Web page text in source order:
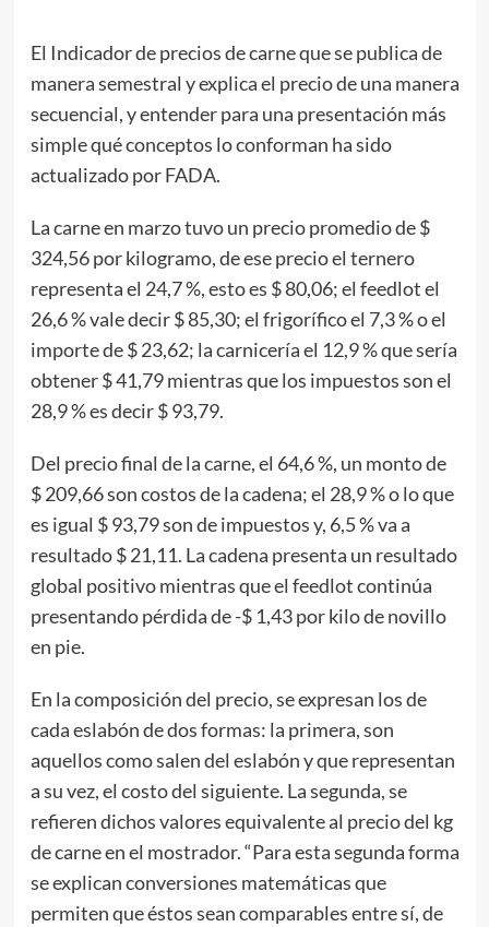
El Indicador de precios de carne que se publica de
manera semestral y explica el precio de una manera
secuencial, y entender para una presentación más
simple qué conceptos lo conforman ha sido
actualizado por FADA.
La carne en marzo tuvo un precio promedio de $
324,56 por kilogramo, de ese precio el ternero
representa el 24,7 %, esto es $ 80,06; el feedlot el
26,6 % vale decir $ 85,30; el frigorífico el 7,3 % o el
importe de $ 23,62; la carnicería el 12,9 % que sería
obtener $ 41,79 mientras que los impuestos son el
28,9 % es decir $ 93,79.
Del precio final de la carne, el 64,6 %, un monto de
$ 209,66 son costos de la cadena; el 28,9 % o lo que
es igual $ 93,79 son de impuestos y, 6,5 % va a
resultado $ 21,11. La cadena presenta un resultado
global positivo mientras que el feedlot continúa
presentando pérdida de -$ 1,43 por kilo de novillo
en pie.
En la composición del precio, se expresan los de
cada eslabón de dos formas: la primera, son
aquellos como salen del eslabón y que representan
a su vez, el costo del siguiente. La segunda, se
refieren dichos valores equivalente al precio del kg
de carne en el mostrador. “Para esta segunda forma
se explican conversiones matemáticas que
permiten que éstos sean comparables entre sí, de